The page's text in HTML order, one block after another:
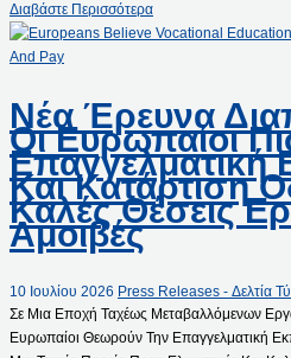
Διαβάστε Περισσότερα
Νέα Έρευνα
Οι Ευρωπαίοι
Επαγγελματική
Και Κατάρτιση
Καλές Θέσεις
Αμοιβές
10 Ιουλίου 2026 Press Releases - Δελτία
Σε Μια Εποχή Ταχέως Μεταβαλλόμενων
Ευρωπαίοι Θεωρούν Την Επαγγελματική